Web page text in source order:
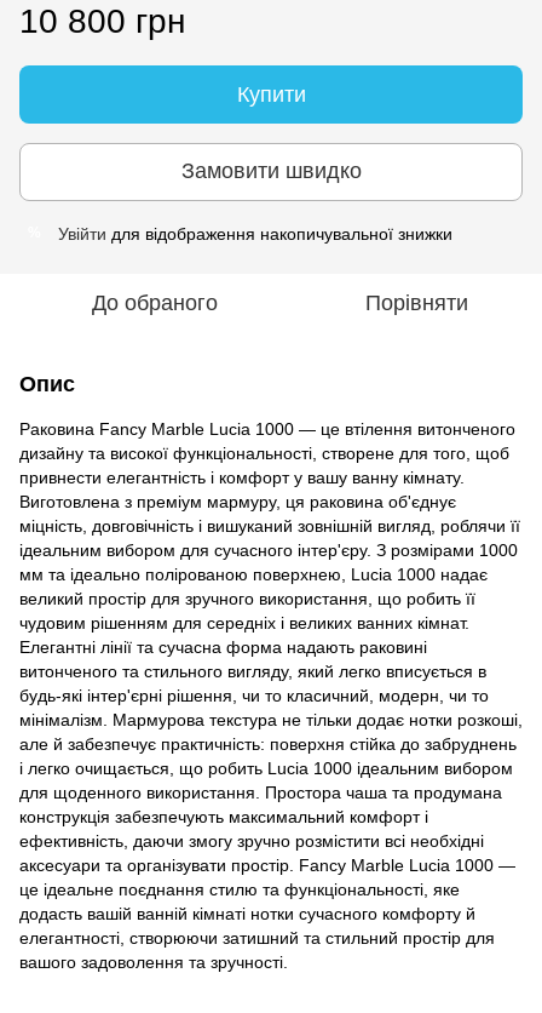
10 800 грн
Купити
Замовити швидко
Увійти для відображення накопичувальної знижки
До обраного Порівняти
Опис
Раковина Fancy Marble Lucia 1000 — це втілення витонченого
дизайну та високої функціональності, створене для того, щоб
привнести елегантність і комфорт у вашу ванну кімнату.
Виготовлена з преміум мармуру, ця раковина об'єднує
міцність, довговічність і вишуканий зовнішній вигляд, роблячи її
ідеальним вибором для сучасного інтер'єру. З розмірами 1000
мм та ідеально полірованою поверхнею, Lucia 1000 надає
великий простір для зручного використання, що робить її
чудовим рішенням для середніх і великих ванних кімнат.
Елегантні лінії та сучасна форма надають раковині
витонченого та стильного вигляду, який легко вписується в
будь-які інтер'єрні рішення, чи то класичний, модерн, чи то
мінімалізм. Мармурова текстура не тільки додає нотки розкоші,
але й забезпечує практичність: поверхня стійка до забруднень
і легко очищається, що робить Lucia 1000 ідеальним вибором
для щоденного використання. Простора чаша та продумана
конструкція забезпечують максимальний комфорт і
ефективність, даючи змогу зручно розмістити всі необхідні
аксесуари та організувати простір. Fancy Marble Lucia 1000 —
це ідеальне поєднання стилю та функціональності, яке
додасть вашій ванній кімнаті нотки сучасного комфорту й
елегантності, створюючи затишний та стильний простір для
вашого задоволення та зручності.